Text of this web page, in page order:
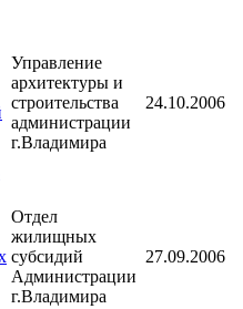
Управление
архитектуры и
строительства
администрации
г.Владимира
24.10.2006
Отдел
жилищных
субсидий
Администрации
г.Владимира
27.09.2006